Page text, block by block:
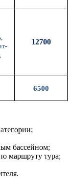
12700
6500
бассейном;
маршруту тура;